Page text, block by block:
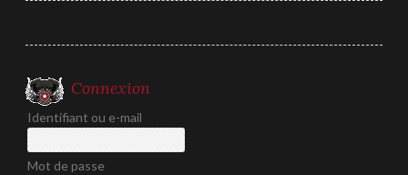
Connexion
Identifiant ou e-mail
Mot de passe